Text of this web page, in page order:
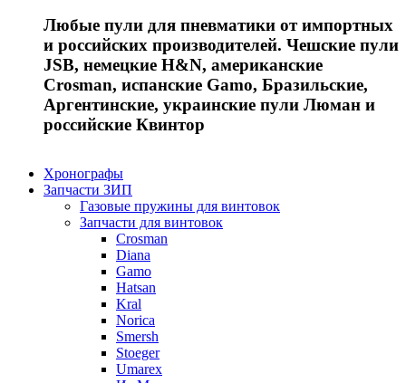
Любые пули для пневматики от импортных
и российских производителей. Чешские пули
JSB, немецкие H&N, американские
Crosman, испанские Gamo, Бразильские,
Аргентинские, украинские пули Люман и
российские Квинтор
Хронографы
Запчасти ЗИП
Газовые пружины для винтовок
Запчасти для винтовок
Crosman
Diana
Gamo
Hatsan
Kral
Norica
Smersh
Stoeger
Umarex